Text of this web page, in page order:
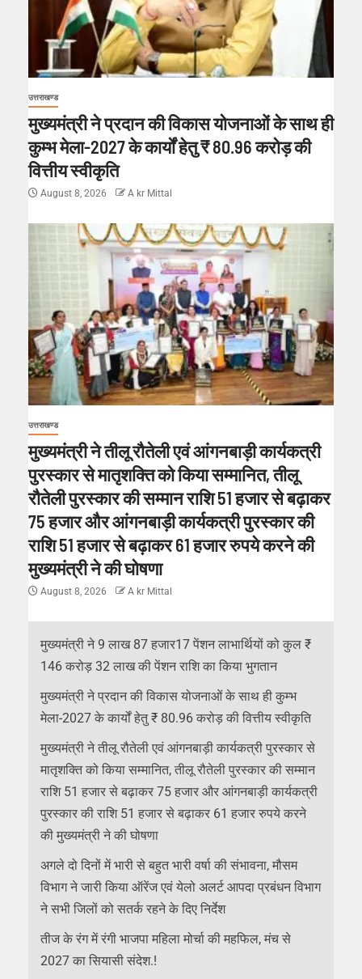
उत्तराखण्ड
मुख्यमंत्री ने प्रदान की विकास योजनाओं के साथ ही
कुम्भ मेला-2027 के कार्यों हेतु ₹ 80.96 करोड़ की
वित्तीय स्वीकृति
August 8, 2026 A kr Mittal
उत्तराखण्ड
मुख्यमंत्री ने तीलू रौतेली एवं आंगनबाड़ी कार्यकत्री
पुरस्कार से मातृशक्ति को किया सम्मानित, तीलू
रौतेली पुरस्कार की सम्मान राशि 51 हजार से बढ़ाकर
75 हजार और आंगनबाड़ी कार्यकत्री पुरस्कार की
राशि 51 हजार से बढ़ाकर 61 हजार रुपये करने की
मुख्यमंत्री ने की घोषणा
August 8, 2026 A kr Mittal
मुख्यमंत्री ने 9 लाख 87 हजार17 पेंशन लाभार्थियों को कुल ₹
146 करोड़ 32 लाख की पेंशन राशि का किया भुगतान
मुख्यमंत्री ने प्रदान की विकास योजनाओं के साथ ही कुम्भ
मेला-2027 के कार्यों हेतु ₹ 80.96 करोड़ की वित्तीय स्वीकृति
मुख्यमंत्री ने तीलू रौतेली एवं आंगनबाड़ी कार्यकत्री पुरस्कार से
मातृशक्ति को किया सम्मानित, तीलू रौतेली पुरस्कार की सम्मान
राशि 51 हजार से बढ़ाकर 75 हजार और आंगनबाड़ी कार्यकत्री
पुरस्कार की राशि 51 हजार से बढ़ाकर 61 हजार रुपये करने
की मुख्यमंत्री ने की घोषणा
अगले दो दिनों में भारी से बहुत भारी वर्षा की संभावना, मौसम
विभाग ने जारी किया ऑरेंज एवं येलो अलर्ट आपदा प्रबंधन विभाग
ने सभी जिलों को सतर्क रहने के दिए निर्देश
तीज के रंग में रंगी भाजपा महिला मोर्चा की महफिल, मंच से
2027 का सियासी संदेश.!